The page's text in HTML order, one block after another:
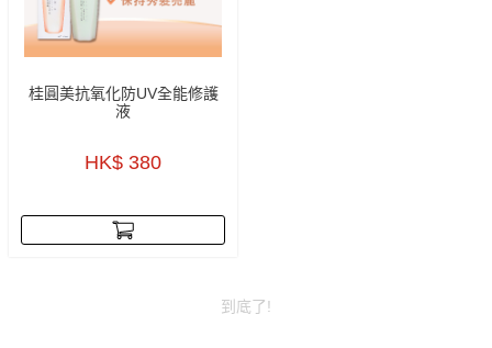
桂圓美抗氧化防UV全能修護
液
HK$ 380
到底了!